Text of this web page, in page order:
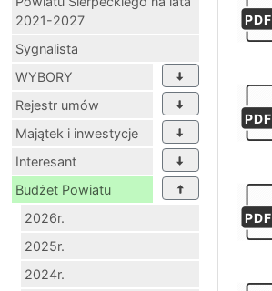
2021-2027
Sygnalista
WYBORY
Rejestr umów
Majątek i inwestycje
Interesant
Budżet Powiatu
2026r.
2025r.
2024r.
PDF
PDF
PDF